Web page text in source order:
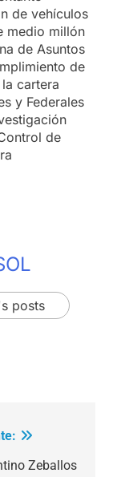
de vehículos
medio millón
de Asuntos
de
cartera
y Federales
de
posts
Zeballos